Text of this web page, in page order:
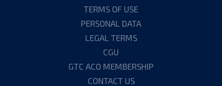
TERMS OF USE
PERSONAL DATA
LEGAL TERMS
CGU
GTC ACO MEMBERSHIP
CONTACT US